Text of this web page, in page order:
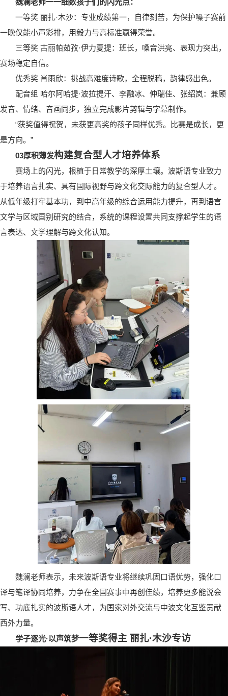
魏澜老师一一细数孩子们的闪光点：
一等奖 丽扎·木沙：专业成绩第一，自律刻苦，为保护嗓子赛前
一晚仅能小声彩排，用毅力与高标准赢得荣誉。
三等奖 古丽帕茹孜·伊力夏提：班长，嗓音洪亮、表现力突出，
赛场稳定自信。
优秀奖 肖雨欣：挑战高难度诗歌，全程脱稿，韵律感出色。
配音组 哈尔阿哈提·波拉提汗、李融冰、仲瑞佳、张绍岚：兼顾
发音、情绪、音画同步，独立完成影片剪辑与字幕制作。
“获奖值得祝贺，未获更高奖的孩子同样优秀。比赛是成长，更
是方向。”
03厚积薄发构建复合型人才培养体系
赛场上的闪光，根植于日常教学的深厚土壤。波斯语专业致力
于培养语言扎实、具有国际视野与跨文化交际能力的复合型人才。
从低年级打牢基本功，到中高年级的综合运用能力提升，再到语言
文学与区域国别研究的结合，系统的课程设置共同支撑起学生的语
言表达、文学理解与跨文化认知。
魏澜老师表示，未来波斯语专业将继续巩固口语优势，强化口
译与笔译协同培养，力争在全国赛事中再创佳绩，培养更多能说会
写、功底扎实的波斯语人才，为国家对外交流与中波文化互鉴贡献
西外力量。
学子逐光·以声筑梦一等奖得主 丽扎·木沙专访